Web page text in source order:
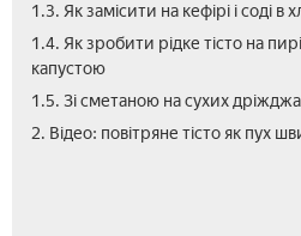
1.3. Як замісити на кефірі і соді в
1.4. Як зробити рідке тісто на
капустою
1.5. Зі сметаною на сухих
2. Відео: повітряне тісто як пух